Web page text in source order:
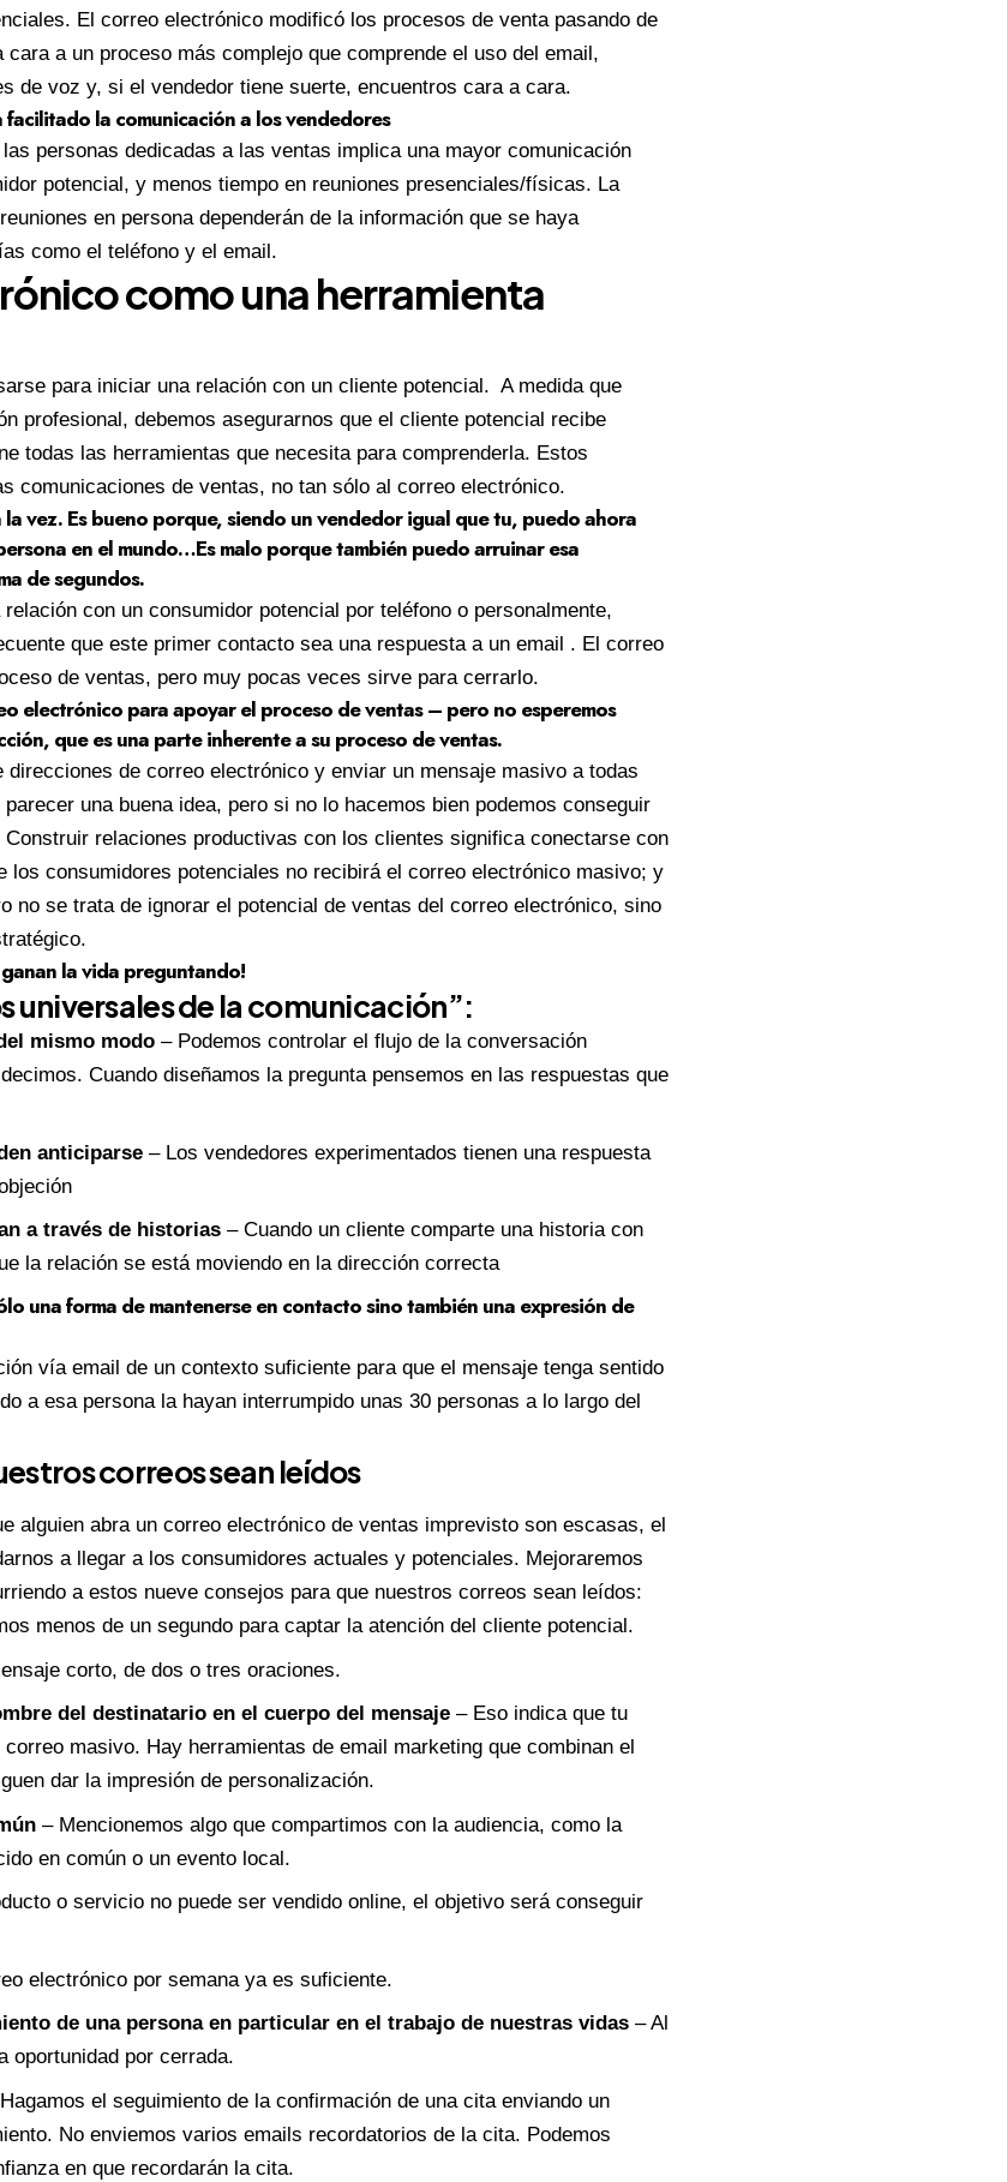
El correo electrónico modificó los procesos de venta pasando de
a un proceso más complejo que comprende el uso del email,
de voz y, si el vendedor tiene suerte, encuentros cara a cara.
la comunicación a los vendedores
personas dedicadas a las ventas implica una mayor comunicación
potencial, y menos tiempo en reuniones presenciales/físicas. La
en persona dependerán de la información que se haya
como el teléfono y el email.
como una herramienta
para iniciar una relación con un cliente potencial. A medida que
profesional, debemos asegurarnos que el cliente potencial recibe
todas las herramientas que necesita para comprenderla. Estos
comunicaciones de ventas, no tan sólo al correo electrónico.
la vez. Es bueno porque, siendo un vendedor igual que tu, puedo ahora
en el mundo…Es malo porque también puedo arruinar esa
de segundos.
con un consumidor potencial por teléfono o personalmente,
que este primer contacto sea una respuesta a un email . El correo
de ventas, pero muy pocas veces sirve para cerrarlo.
electrónico para apoyar el proceso de ventas – pero no esperemos
que es una parte inherente a su proceso de ventas.
de correo electrónico y enviar un mensaje masivo a todas
una buena idea, pero si no lo hacemos bien podemos conseguir
relaciones productivas con los clientes significa conectarse con
los consumidores potenciales no recibirá el correo electrónico masivo; y
no se trata de ignorar el potencial de ventas del correo electrónico, sino
ganan la vida preguntando!
universales de la comunicación”:
mismo modo – Podemos controlar el flujo de la conversación
Cuando diseñamos la pregunta pensemos en las respuestas que
anticiparse – Los vendedores experimentados tienen una respuesta
a través de historias – Cuando un cliente comparte una historia con
la relación se está moviendo en la dirección correcta
una forma de mantenerse en contacto sino también una expresión de
vía email de un contexto suficiente para que el mensaje tenga sentido
a esa persona la hayan interrumpido unas 30 personas a lo largo del
correos sean leídos
alguien abra un correo electrónico de ventas imprevisto son escasas, el
a llegar a los consumidores actuales y potenciales. Mejoraremos
a estos nueve consejos para que nuestros correos sean leídos:
menos de un segundo para captar la atención del cliente potencial.
corto, de dos o tres oraciones.
del destinatario en el cuerpo del mensaje – Eso indica que tu
masivo. Hay herramientas de email marketing que combinan el
dar la impresión de personalización.
– Mencionemos algo que compartimos con la audiencia, como la
en común o un evento local.
o servicio no puede ser vendido online, el objetivo será conseguir
electrónico por semana ya es suficiente.
de una persona en particular en el trabajo de nuestras vidas – Al
oportunidad por cerrada.
el seguimiento de la confirmación de una cita enviando un
No enviemos varios emails recordatorios de la cita. Podemos
en que recordarán la cita.